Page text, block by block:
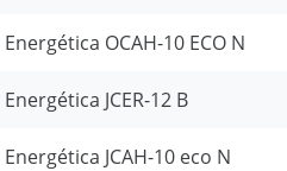
OCAH-10 ECO N
JCER-12 B
JCAH-10 eco N